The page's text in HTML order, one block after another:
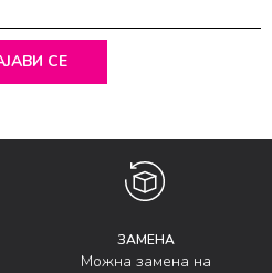
СЕ
ЗАМЕНА
Можна замена на